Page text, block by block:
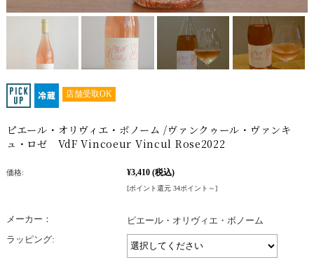
店舗受取OK
ピエール・オリヴィエ・ボノーム /ヴァンクゥール・ヴァンキ
ュ・ロゼ VdF Vincoeur Vincul Rose2022
価格: ¥3,410 (税込)
[ポイント還元 34ポイント～]
メーカー：
ピエール・オリヴィエ・ボノーム
ラッピング: